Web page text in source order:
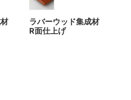
ラバーウッド集成材
R面仕上げ